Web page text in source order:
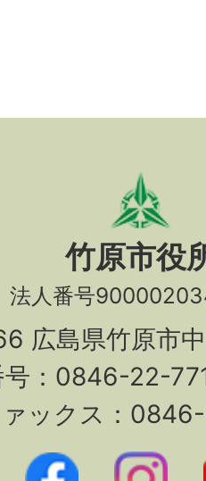
竹原市役
法人番号
広島県竹原市
号：0846-22-
ックス：